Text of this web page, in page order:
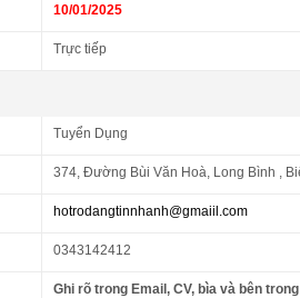
10/01/2025
Trực tiếp
Tuyển Dụng
374, Đường Bùi Văn Hoà, Long Bình ,
hotrodangtinnhanh@gmaiil.com
0343142412
Ghi rõ trong Email, CV, bìa và bên